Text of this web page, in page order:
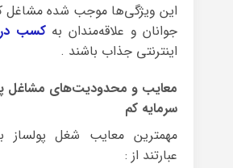
این ویژگی‌ها موجب شده مشاغل
جوانان و علاقه‌مندان بهکسب
اینترنتی جذاب باشند .
معایب و محدودیت‌های مشاغل
سرمایه کم
مهمترین معایب شغل پولساز
عبارتند از :